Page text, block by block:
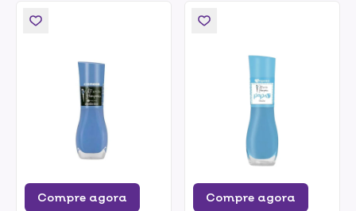
Compre agora Compre agora